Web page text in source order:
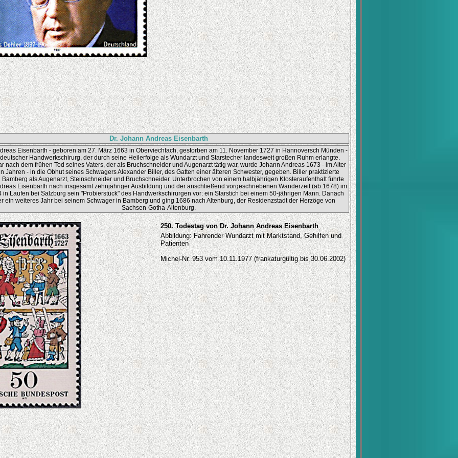
Dr. Johann Andreas Eisenbarth
Eisenbarth - geboren am 27. März 1663 in Oberviechtach, gestorben am 11. November 1727 in Hannoversch Münden -
Handwerkschirurg, der durch seine Heilerfolge als Wundarzt und Starstecher landesweit großen Ruhm erlangte.
nach dem frühen Tod seines Vaters, der als Bruchschneider und Augenarzt tätig war, wurde Johann Andreas 1673 - im Alter
Jahren - in die Obhut seines Schwagers Alexander Biller, des Gatten einer älteren Schwester, gegeben. Biller praktizierte
Bamberg als Augenarzt, Steinschneider und Bruchschneider. Unterbrochen von einem halbjährigen Klosteraufenthalt führte
Eisenbarth nach insgesamt zehnjähriger Ausbildung und der anschließend vorgeschriebenen Wanderzeit (ab 1678) im
in Laufen bei Salzburg sein "Probierstück" des Handwerkschirurgen vor: ein Starstich bei einem 50-jährigen Mann. Danach
ein weiteres Jahr bei seinem Schwager in Bamberg und ging 1686 nach Altenburg, der Residenzstadt der Herzöge von
Sachsen-Gotha-Altenburg.
250. Todestag von Dr. Johann Andreas Eisenbarth
Abbildung: Fahrender Wundarzt mit Marktstand, Gehilfen und
Patienten
Michel-Nr. 953 vom 10.11.1977 (frankaturgültig bis 30.06.2002)